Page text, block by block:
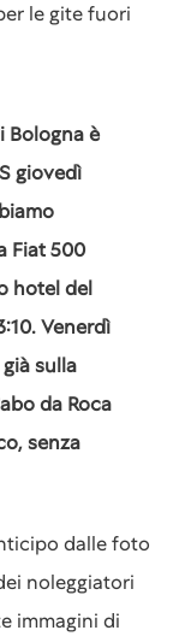
le gite fuori
Bologna è
giovedì
Fiat 500
hotel del
Venerdì
sulla
da Roca
senza
dalle foto
noleggiatori
immagini di